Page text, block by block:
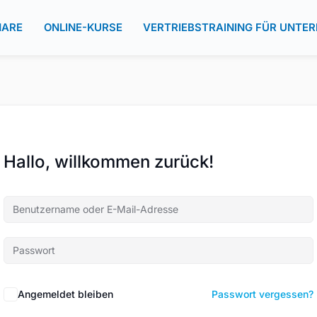
ONLINE-KURSE VERTRIEBSTRAINING FÜR
Hallo, willkommen zurück!
Angemeldet bleiben Passwort vergessen?